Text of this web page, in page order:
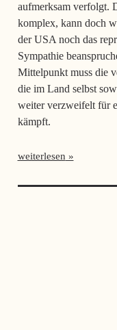
aufmerksam verfolgt.
komplex, kann doch
der USA noch das
Sympathie
Mittelpunkt muss die
die im Land selbst
weiter verzweifelt für
kämpft.
weiterlesen